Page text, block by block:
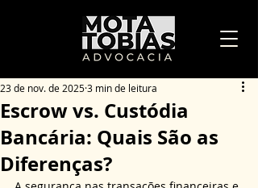
Escrow vs. Custódia
Bancária: Quais São as
Diferenças?
23 de nov. de 20253 min de leitura